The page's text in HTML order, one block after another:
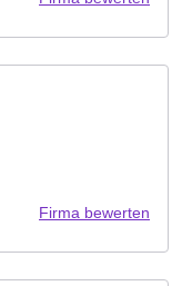
Firma bewerten